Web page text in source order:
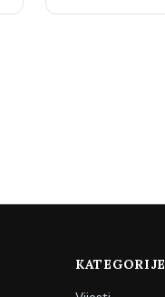
KATEGORIJE